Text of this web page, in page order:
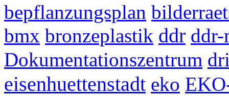
bepflanzungsplan
bmx bronzeplastik ddr ddr-
Dokumentationszentrum
eisenhuettenstadt eko